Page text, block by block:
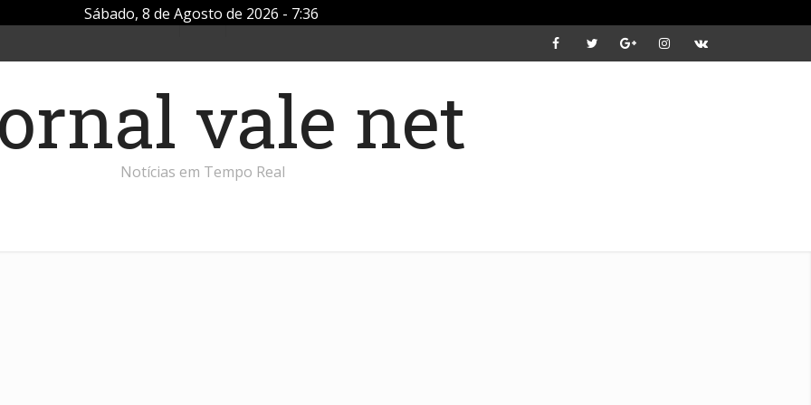
Sábado, 8 de Agosto de 2026 - 7:36
Notícias em Tempo Real